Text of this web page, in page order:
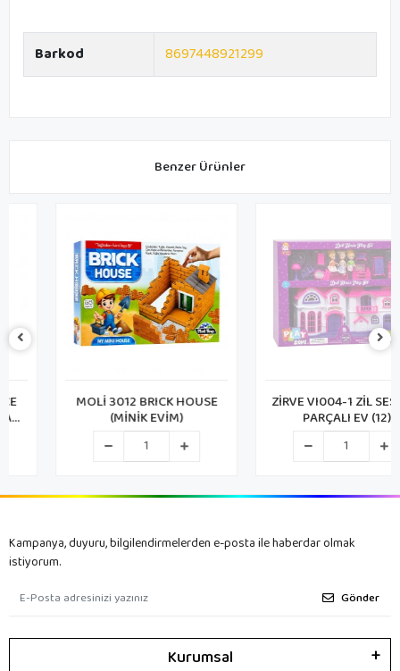
Barkod 8697448921299
Benzer Ürünler
MOLİ 3012 BRICK HOUSE
(MİNİK EVİM)
ZİRVE VI004-1 ZİL SESLİ 16
PARÇALI EV (12)
Kampanya, duyuru, bilgilendirmelerden e-posta ile haberdar olmak
istiyorum.
Gönder
Kurumsal